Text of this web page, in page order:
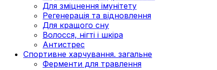
Для зміцнення імунітету
Регенерація та відновлення
Для кращого сну
Волосся, нігті і шкіра
Антистрес
Спортивне харчування. загальне
Ферменти для травлення